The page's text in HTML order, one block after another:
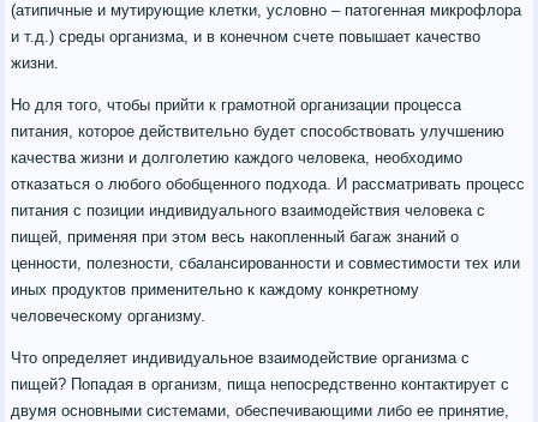
(атипичные и мутирующие клетки, условно – патогенная микрофлора
и т.д.) среды организма, и в конечном счете повышает качество
жизни.
Но для того, чтобы прийти к грамотной организации процесса
питания, которое действительно будет способствовать улучшению
качества жизни и долголетию каждого человека, необходимо
отказаться о любого обобщенного подхода. И рассматривать процесс
питания с позиции индивидуального взаимодействия человека с
пищей, применяя при этом весь накопленный багаж знаний о
ценности, полезности, сбалансированности и совместимости тех или
иных продуктов применительно к каждому конкретному
человеческому организму.
Что определяет индивидуальное взаимодействие организма с
пищей? Попадая в организм, пища непосредственно контактирует с
двумя основными системами, обеспечивающими либо ее принятие,